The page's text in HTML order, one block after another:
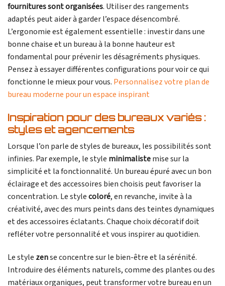
fournitures sont organisées. Utiliser des rangements
adaptés peut aider à garder l’espace désencombré.
L’ergonomie est également essentielle : investir dans une
bonne chaise et un bureau à la bonne hauteur est
fondamental pour prévenir les désagréments physiques.
Pensez à essayer différentes configurations pour voir ce qui
fonctionne le mieux pour vous. Personnalisez votre plan de
bureau moderne pour un espace inspirant
Inspiration pour des bureaux variés :
styles et agencements
Lorsque l’on parle de styles de bureaux, les possibilités sont
infinies. Par exemple, le style minimalistemise sur la
simplicité et la fonctionnalité. Un bureau épuré avec un bon
éclairage et des accessoires bien choisis peut favoriser la
concentration. Le stylecoloré, en revanche, invite à la
créativité, avec des murs peints dans des teintes dynamiques
et des accessoires éclatants. Chaque choix décoratif doit
refléter votre personnalité et vous inspirer au quotidien.
Le style zense concentre sur le bien-être et la sérénité.
Introduire des éléments naturels, comme des plantes ou des
matériaux organiques, peut transformer votre bureau en un